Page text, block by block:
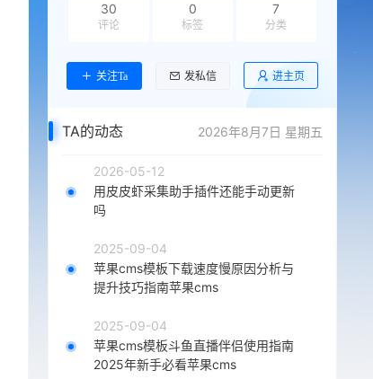
30
评论
0
标签
7
分类
关注Ta 发私信 进主页
TA的动态 2026年8月7日 星期五
2026-05-12
用皮皮虾采集助手插件还能手动更新
吗
2025-09-04
苹果cms模板下载速度慢原因分析与
提升技巧指南苹果cms
2025-09-04
苹果cms模板斗鱼直播伴侣使用指南
2025年新手必看苹果cms